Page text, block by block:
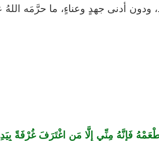
أدنى جهدٍ وعناءٍ، ما حرَّمَه اللهُ
فَإِنَّهُ مِنِّي إِلَّا مَنِ اغْتَرَفَ غُرْفَةً